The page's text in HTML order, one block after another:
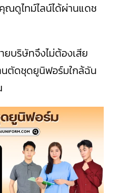
ณดูไทม์ไลน์ได้ผ่านแดช
ยบริษัทจึงไม่ต้องเสีย
นตัดชุดยูนิฟอร์มใกล้ฉัน